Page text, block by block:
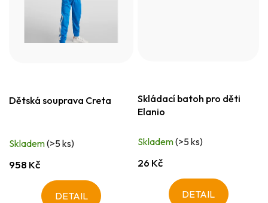
Dětská souprava Creta
Skladem(>5 ks)
958 Kč
DETAIL
Skládací batoh pro děti
Elanio
Skladem(>5 ks)
26 Kč
DETAIL